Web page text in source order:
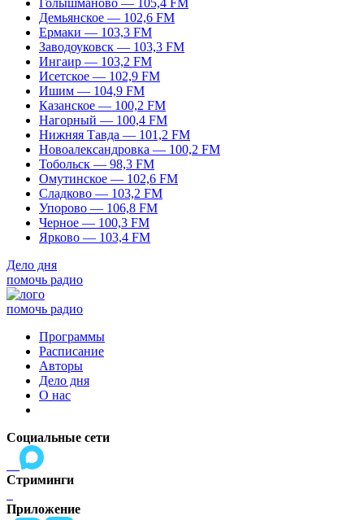
Голышманово — 105,4 FM
Демьянское — 102,6 FM
Ермаки — 103,3 FM
Заводоуковск — 103,3 FM
Ингаир — 103,2 FM
Исетское — 102,9 FM
Ишим — 104,9 FM
Казанское — 100,2 FM
Нагорный — 100,4 FM
Нижняя Тавда — 101,2 FM
Новоалександровка — 100,2 FM
Тобольск — 98,3 FM
Омутинское — 102,6 FM
Сладково — 103,2 FM
Упорово — 106,8 FM
Черное — 100,3 FM
Ярково — 103,4 FM
Дело дня
помочь радио
помочь радио
Программы
Расписание
Авторы
Дело дня
О нас
Социальные сети
Стриминги
Приложение